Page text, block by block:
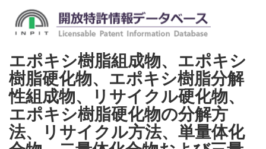
エポキシ樹脂組成物、エポキシ
樹脂硬化物、エポキシ樹脂分解
性組成物、リサイクル硬化物、
エポキシ樹脂硬化物の分解方
法、リサイクル方法、単量体化